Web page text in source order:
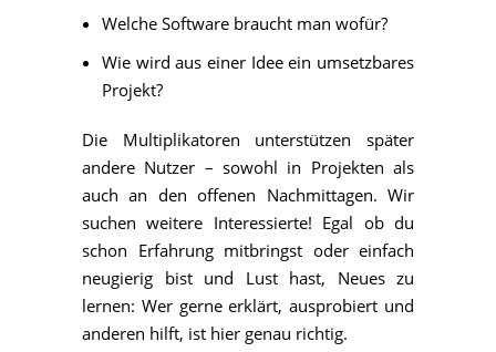
Welche Software braucht man wofür?
Wie wird aus einer Idee ein umsetzbares
Projekt?
Die Multiplikatoren unterstützen später
andere Nutzer – sowohl in Projekten als
auch an den offenen Nachmittagen. Wir
suchen weitere Interessierte! Egal ob du
schon Erfahrung mitbringst oder einfach
neugierig bist und Lust hast, Neues zu
lernen: Wer gerne erklärt, ausprobiert und
anderen hilft, ist hier genau richtig.